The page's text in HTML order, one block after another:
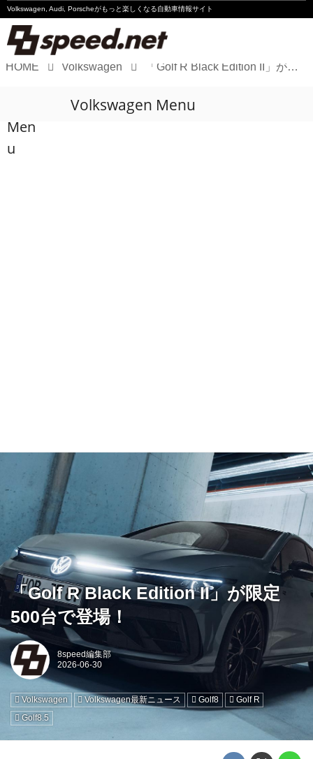
Volkswagen, Audi, Porscheがもっと楽しくなる自動車情報サイト
Audi
HOME Volkswagen 「Golf R Black Edition II」が限定500台で登場！
Men
u
Volkswagen Menu
「Golf R Black Edition II」が限定
500台で登場！
8speed編集部
Volkswagen Volkswagen最新ニュース Golf8
Golf R
Golf8.5